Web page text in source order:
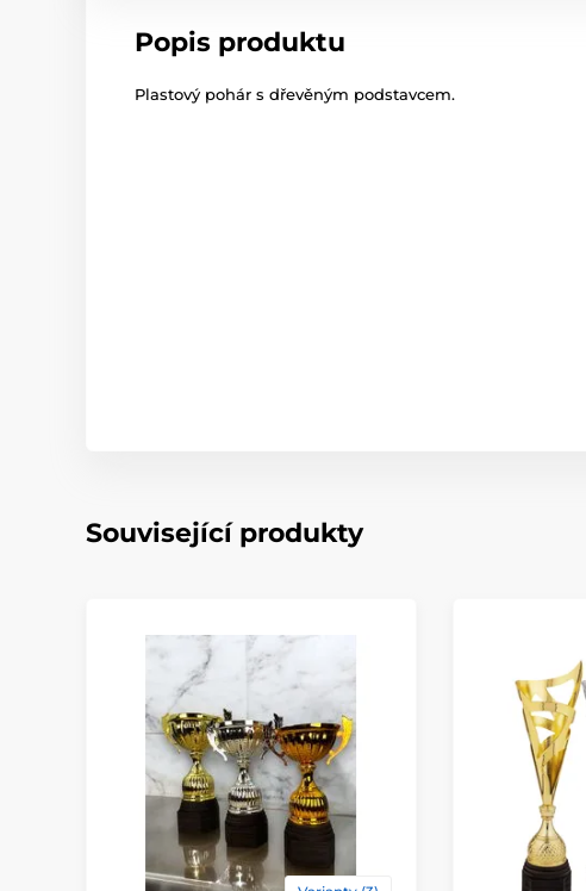
Popis produktu
Plastový pohár s dřevěným podstavcem.
Související produkty